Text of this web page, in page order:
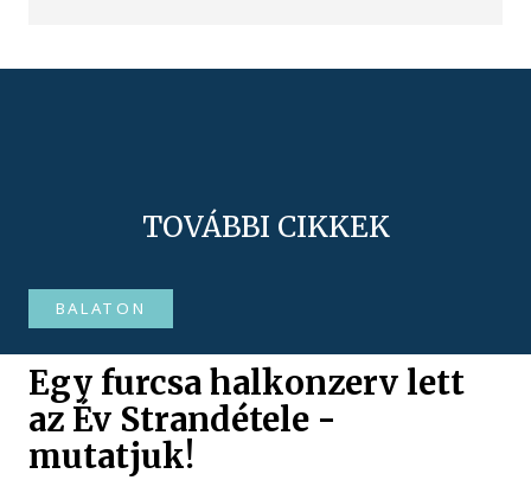
TOVÁBBI CIKKEK
BALATON
Egy furcsa halkonzerv lett
az Év Strandétele -
mutatjuk!